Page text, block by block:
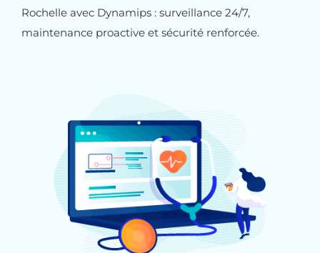
Rochelle avec Dynamips : surveillance 24/7,
maintenance proactive et sécurité renforcée.